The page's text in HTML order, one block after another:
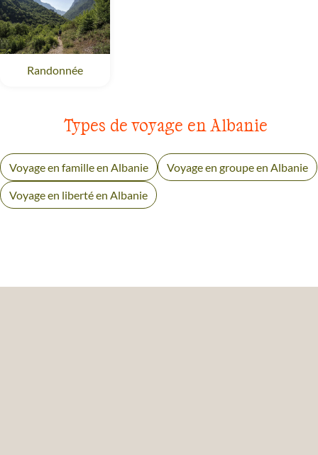
Randonnée
Types de voyage en Albanie
Voyage en famille en Albanie Voyage en groupe en Albanie
Voyage en liberté en Albanie